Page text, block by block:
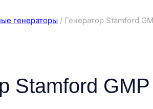
генераторы / Генератор Stamford
Stamford